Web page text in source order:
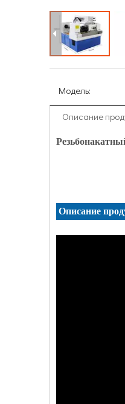
Модель:
Описание
Описание